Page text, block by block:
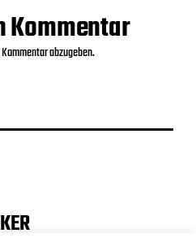
Kommentar
abzugeben.